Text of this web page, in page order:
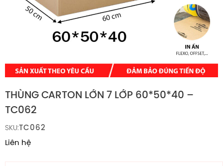
THÙNG CARTON LỚN 7 LỚP 60*50*40 –
TC062
SKU:TC062
Liên hệ